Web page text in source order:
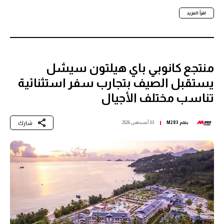
اقرأ المزيد
منتجع كانوبي باي هيلتون سيشل
يستقبل الصيف بتجارب سفر استثنائية
تناسب مختلف الأجيال
بقلم M283 03 أغسطس 2026 شارك